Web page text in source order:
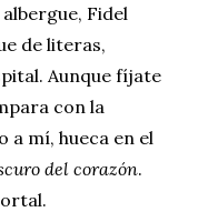
Fidel
de literas,
Aunque fíjate
con la
a mí, hueca en el
del corazón.